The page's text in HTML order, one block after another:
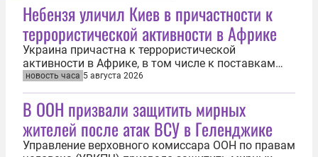
Небензя уличил Киев в причастности к
террористической активности в Африке
Украина причастна к террористической
активности в Африке, в том числе к поставкам
беспилотников и подготовке боевиков
украинскими военными инструкторами. Об этом в
среду, 5 августа, заявил постоянный
представитель России при ООН Василий Небензя.
«Фиксируются случаи попадания поставляемого
Киеву...
новость часа 5 августа 2026
В ООН призвали защитить мирных
жителей после атак ВСУ в Геленджике
Управление верховного комиссара ООН по правам